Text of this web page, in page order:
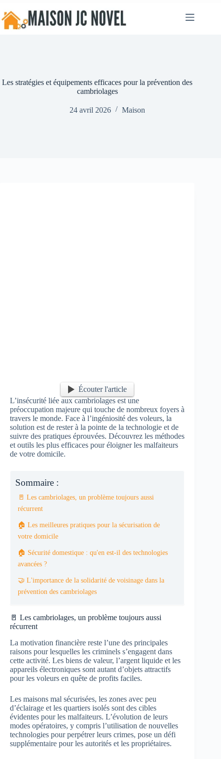
au
contenu
Les stratégies et équipements efficaces pour la prévention des
cambriolages
24 avril 2026 Maison
Écouter l'article
L’insécurité liée aux cambriolages est une
préoccupation majeure qui touche de nombreux foyers à
travers le monde. Face à l’ingéniosité des voleurs, la
solution est de rester à la pointe de la technologie et de
suivre des pratiques éprouvées. Découvrez les méthodes
et outils les plus efficaces pour éloigner les malfaiteurs
de votre domicile.
Sommaire :
🚪 Les cambriolages, un problème toujours aussi
récurrent
🏠 Les meilleures pratiques pour la sécurisation de
votre domicile
🏠 Sécurité domestique : qu'en est-il des technologies
avancées ?
🤝 L'importance de la solidarité de voisinage dans la
prévention des cambriolages
🚪 Les cambriolages, un problème toujours aussi
récurrent
La motivation financière reste l’une des principales
raisons pour lesquelles les criminels s’engagent dans
cette activité. Les biens de valeur, l’argent liquide et les
appareils électroniques sont autant d’objets attractifs
pour les voleurs en quête de profits faciles.
Les maisons mal sécurisées, les zones avec peu
d’éclairage et les quartiers isolés sont des cibles
évidentes pour les malfaiteurs. L’évolution de leurs
modes opératoires, y compris l’utilisation de nouvelles
technologies pour perpétrer leurs crimes, pose un défi
supplémentaire pour les autorités et les propriétaires.